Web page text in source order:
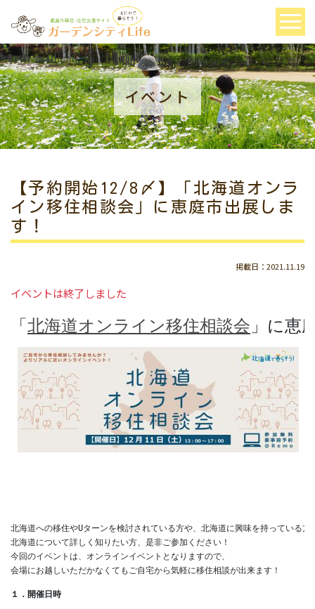
イベント
【予約開始12/8〆】「北海道オンラ
イン移住相談会」に恵庭市出展しま
す！
掲載日：2021.11.19
イベントは終了しました
「 北海道オンライン移住相談会
北海道への移住やUターンを検討されている方や、北海道に興味を持っている方
北海道について詳しく知りたい方、是非ご参加ください！
今回のイベントは、オンラインイベントとなりますので、
会場にお越しいただかなくてもご自宅から気軽に移住相談が出来ます！
１．開催日時